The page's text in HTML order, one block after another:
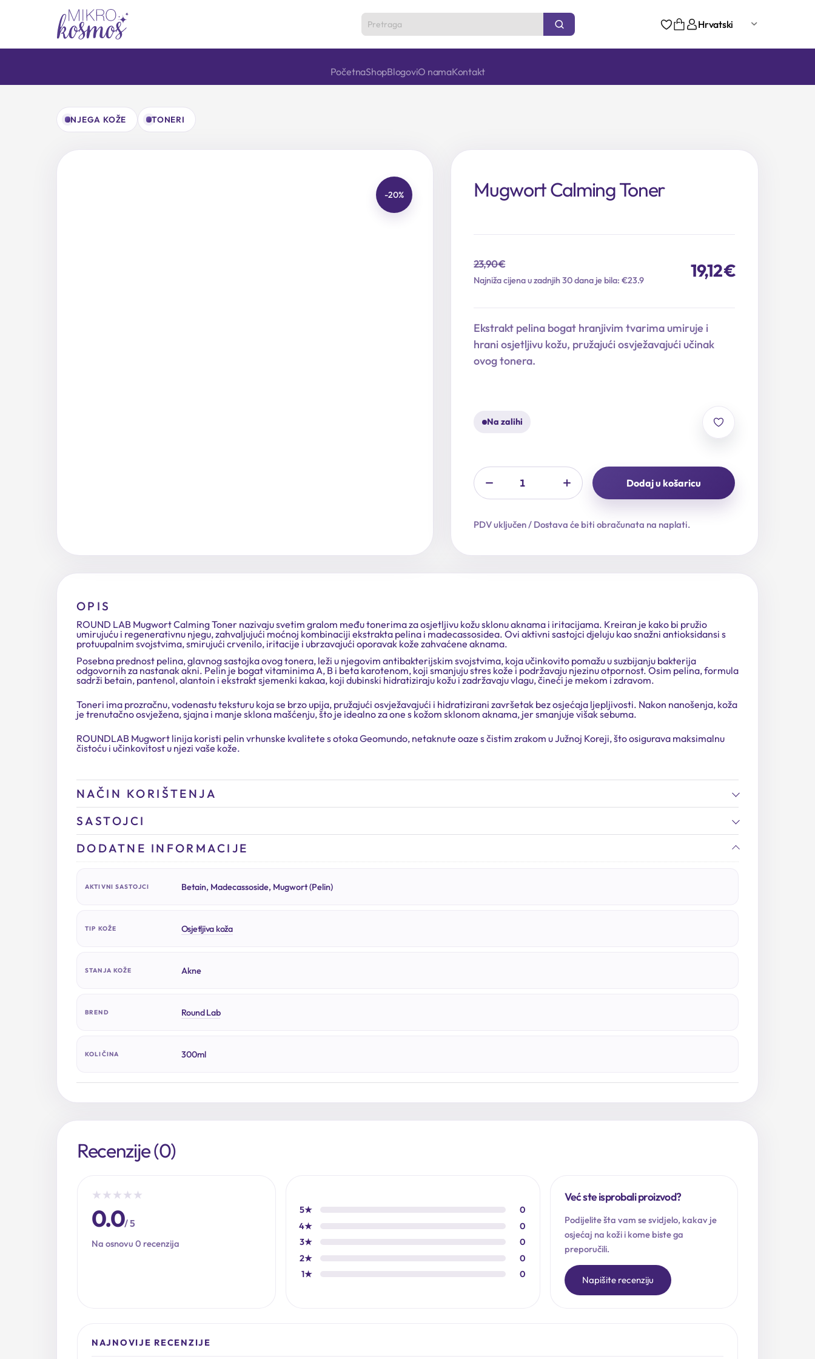
Hrvatski
PočetnaShopBlogoviO namaKontakt
NJEGA KOŽE TONERI
-20% Mugwort Calming Toner
23,90€
Najniža cijena u zadnjih 30 dana je bila: €23.9
Izvorna
bila
je:
23,90 €.
19,12€
Trenutna
je:
19,12 €.
Ekstrakt pelina bogat hranjivim tvarima umiruje i
hrani osjetljivu kožu, pružajući osvježavajući učinak
ovog tonera.
Na zalihi
Dodaj u košaricu
PDV uključen / Dostava će biti obračunata na naplati.
OPIS
ROUND LAB Mugwort Calming Toner nazivaju svetim gralom među tonerima za osjetljivu kožu sklonu aknama i iritacijama. Kreiran je kako bi pružio
umirujuću i regenerativnu njegu, zahvaljujući moćnoj kombinaciji ekstrakta pelina i madecassosidea. Ovi aktivni sastojci djeluju kao snažni antioksidansi s
protuupalnim svojstvima, smirujući crvenilo, iritacije i ubrzavajući oporavak kože zahvaćene aknama.
Posebna prednost pelina, glavnog sastojka ovog tonera, leži u njegovim antibakterijskim svojstvima, koja učinkovito pomažu u suzbijanju bakterija
odgovornih za nastanak akni. Pelin je bogat vitaminima A, B i beta karotenom, koji smanjuju stres kože i podržavaju njezinu otpornost. Osim pelina, formula
sadrži betain, pantenol, alantoin i ekstrakt sjemenki kakaa, koji dubinski hidratiziraju kožu i zadržavaju vlagu, čineći je mekom i zdravom.
Toneri ima prozračnu, vodenastu teksturu koja se brzo upija, pružajući osvježavajući i hidratizirani završetak bez osjećaja ljepljivosti. Nakon nanošenja, koža
je trenutačno osvježena, sjajna i manje sklona mašćenju, što je idealno za one s kožom sklonom aknama, jer smanjuje višak sebuma.
ROUNDLAB Mugwort linija koristi pelin vrhunske kvalitete s otoka Geomundo, netaknute oaze s čistim zrakom u Južnoj Koreji, što osigurava maksimalnu
čistoću i učinkovitost u njezi vaše kože.
NAČIN KORIŠTENJA
SASTOJCI
DODATNE INFORMACIJE
AKTIVNI SASTOJCI Betain, Madecassoside, Mugwort (Pelin)
TIP KOŽE Osjetljiva koža
STANJA KOŽE Akne
BREND Round Lab
KOLIČINA 300ml
Recenzije (0)
★ ★ ★ ★ ★
0.0/ 5
Na osnovu 0 recenzija
5★
0
4★
0
3★
0
2★
0
1★
0
Već ste isprobali proizvod?
Podijelite šta vam se svidjelo, kakav je
osjećaj na koži i kome biste ga
preporučili.
Napišite recenziju
NAJNOVIJE RECENZIJE